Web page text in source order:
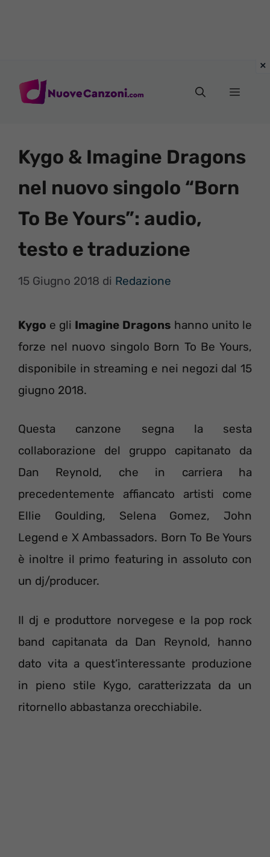
Menu
Kygo & Imagine Dragons
nel nuovo singolo “Born
To Be Yours”: audio,
testo e traduzione
15 Giugno 2018 di Redazione
Kygo e gli Imagine Dragons hanno unito le
forze nel nuovo singolo Born To Be Yours,
disponibile in streaming e nei negozi dal 15
giugno 2018.
Questa canzone segna la sesta
collaborazione del gruppo capitanato da
Dan Reynold, che in carriera ha
precedentemente affiancato artisti come
Ellie Goulding, Selena Gomez, John
Legend e X Ambassadors. Born To Be Yours
è inoltre il primo featuring in assoluto con
un dj/producer.
Il dj e produttore norvegese e la pop rock
band capitanata da Dan Reynold, hanno
dato vita a quest’interessante produzione
in pieno stile Kygo, caratterizzata da un
ritornello abbastanza orecchiabile.